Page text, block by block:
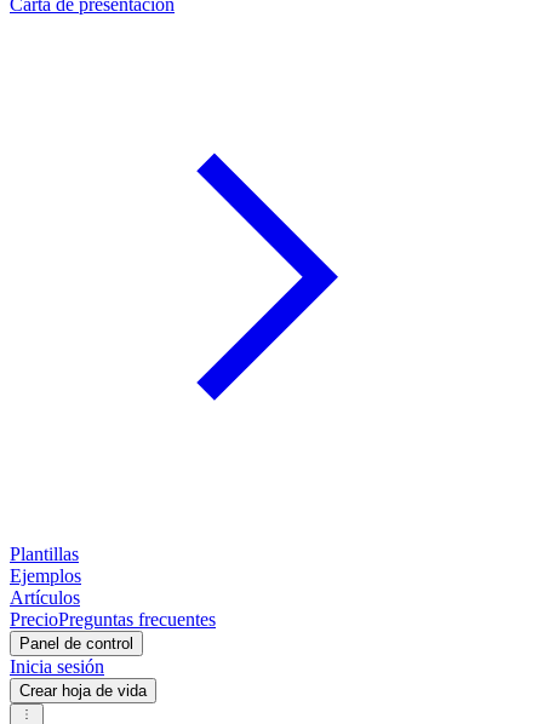
Carta de presentación
Plantillas
Ejemplos
Artículos
PrecioPreguntas frecuentes
Panel de control
Inicia sesión
Crear hoja de vida